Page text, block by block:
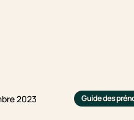
2023 Guide des